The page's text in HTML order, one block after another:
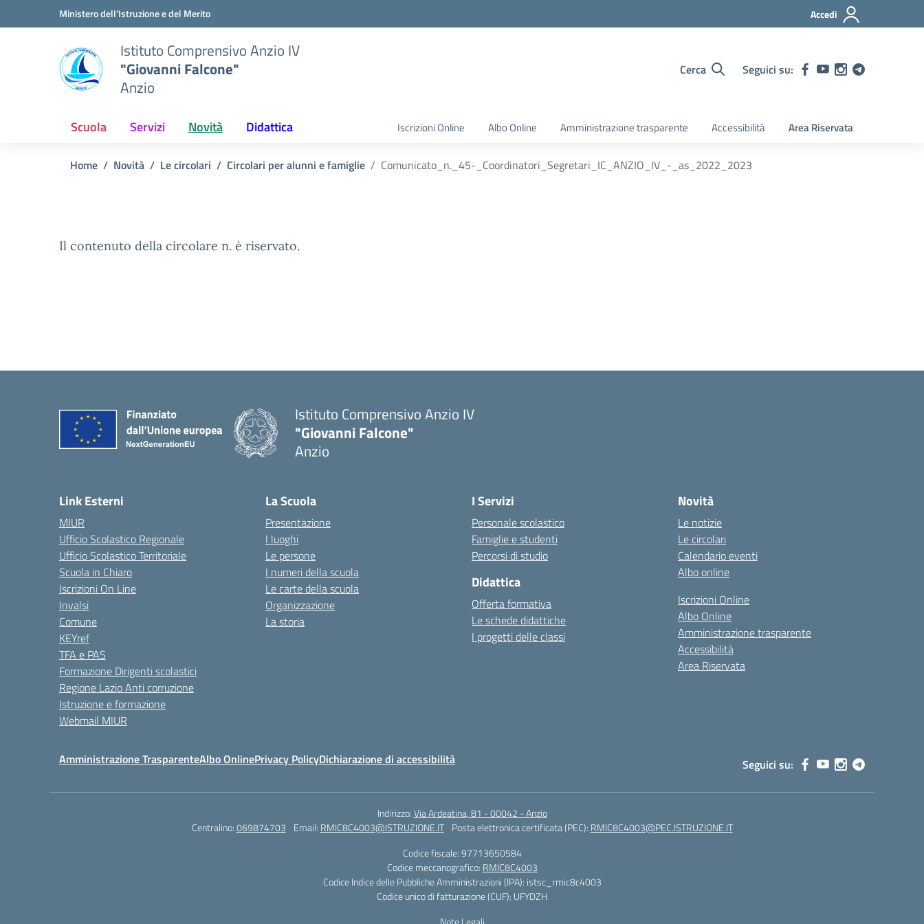
Vai ai contenuti
Vai al menu di navigazioneMinistero dell'Istruzione e del Merito Accedi
Istituto Comprensivo Anzio IV
"Giovanni Falcone"
Anzio
Cerca Seguici su:
Scuola Servizi Novità Didattica Iscrizioni Online Albo Online Amministrazione trasparente Accessibilità Area Riservata
Home Novità Le circolari Circolari per alunni e famiglie Comunicato_n._45-_Coordinatori_Segretari_IC_ANZIO_IV_-_as_2022_2023
Il contenuto della circolare n. è riservato.
Istituto Comprensivo Anzio IV
"Giovanni Falcone"
Anzio
Link Esterni
MIUR
Ufficio Scolastico Regionale
Ufficio Scolastico Territoriale
Scuola in Chiaro
Iscrizioni On Line
Invalsi
Comune
KEYref
TFA e PAS
Formazione Dirigenti scolastici
Regione Lazio Anti corruzione
Istruzione e formazione
Webmail MIUR
La Scuola
Presentazione
I luoghi
Le persone
I numeri della scuola
Le carte della scuola
Organizzazione
La storia
I Servizi
Personale scolastico
Famiglie e studenti
Percorsi di studio
Didattica
Offerta formativa
Le schede didattiche
I progetti delle classi
Novità
Le notizie
Le circolari
Calendario eventi
Albo online
Iscrizioni Online
Albo Online
Amministrazione trasparente
Accessibilità
Area Riservata
Amministrazione TrasparenteAlbo OnlinePrivacy PolicyDichiarazione di accessibilità Seguici su:
Indirizzo:Via Ardeatina, 81 - 00042 - Anzio
Centralino:069874703 Email: RMIC8C4003@ISTRUZIONE.IT Posta elettronica certificata (PEC): RMIC8C4003@PEC.ISTRUZIONE.IT
Codice fiscale: 97713650584
Codice meccanografico: RMIC8C4003
Codice Indice delle Pubbliche Amministrazioni (IPA): istsc_rmic8c4003
Codice unico di fatturazione (CUF): UFYDZH